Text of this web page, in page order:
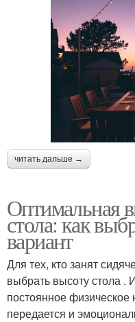
читать дальше →
Оптимальная
стола: как
вариант
Для тех, кто занят
выбрать высоту стола
постоянное
передается и